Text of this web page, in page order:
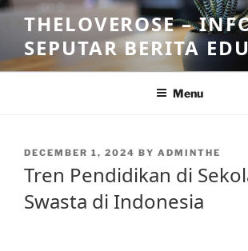
Skip
content
THELOVEROSE –
SEPUTAR BERITA
Menu
POSTED
DECEMBER 1, 2024 BY ADMINTHE
Tren Pendidikan di
Swasta di Indonesia